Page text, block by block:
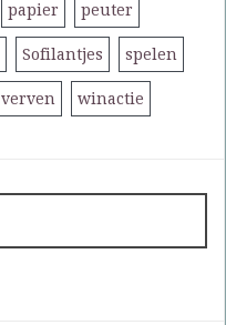
papier peuter
Sofilantjes spelen
verven winactie